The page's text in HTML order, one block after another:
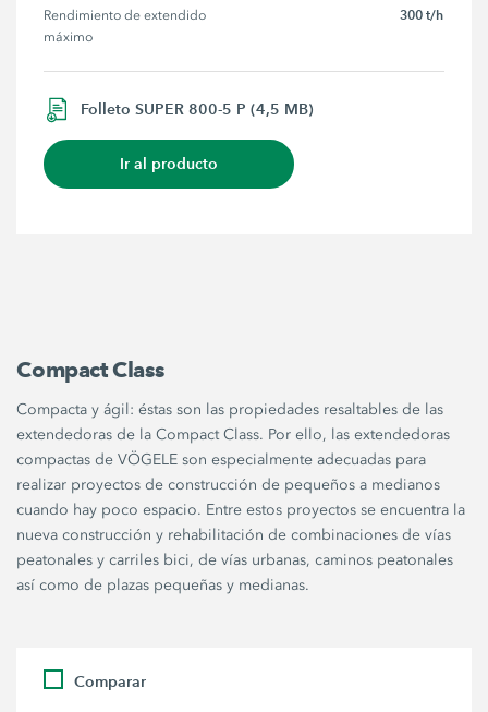
Rendimiento de extendido
máximo
300 t/h
Folleto SUPER 800-5 P (4,5 MB)
Ir al producto
Compact Class
Compacta y ágil: éstas son las propiedades resaltables de las
extendedoras de la Compact Class. Por ello, las extendedoras
compactas de VÖGELE son especialmente adecuadas para
realizar proyectos de construcción de pequeños a medianos
cuando hay poco espacio. Entre estos proyectos se encuentra la
nueva construcción y rehabilitación de combinaciones de vías
peatonales y carriles bici, de vías urbanas, caminos peatonales
así como de plazas pequeñas y medianas.
Comparar